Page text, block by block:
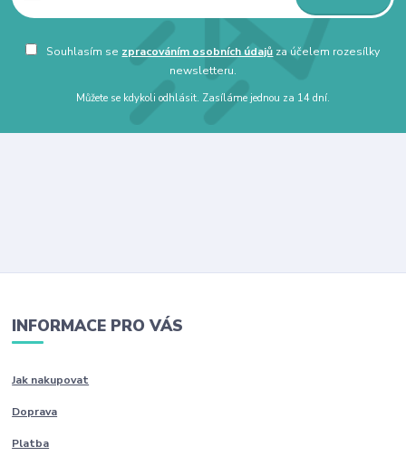
Souhlasím se zpracováním osobních údajů za účelem rozesílky
newsletteru.
Můžete se kdykoli odhlásit. Zasíláme jednou za 14 dní.
INFORMACE PRO VÁS
Jak nakupovat
Doprava
Platba